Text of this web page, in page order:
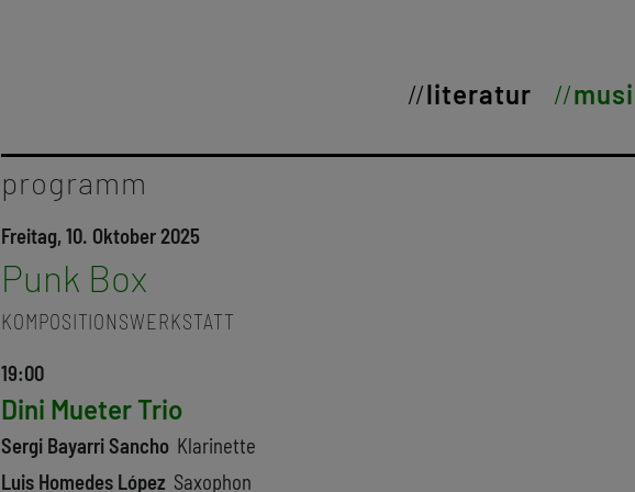
literatur
programm
Freitag, 10. Oktober 2025
Punk Box
KOMPOSITIONSWERKSTATT
19:00
Dini Mueter Trio
Sergi Bayarri Sancho Klarinette
Luis Homedes López Saxophon